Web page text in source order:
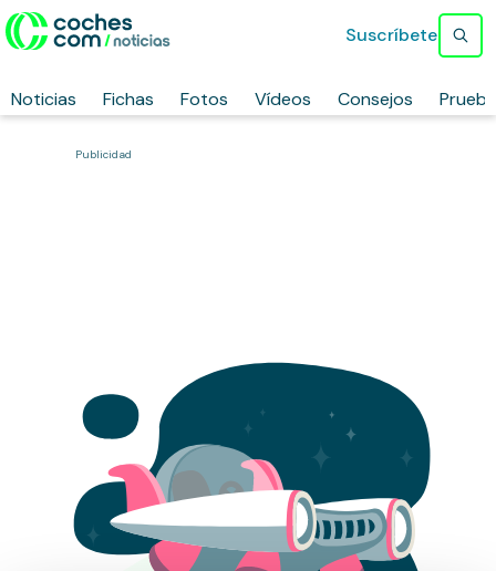
Noticias Fichas Fotos Vídeos Consejos
Suscríbete
Publicidad